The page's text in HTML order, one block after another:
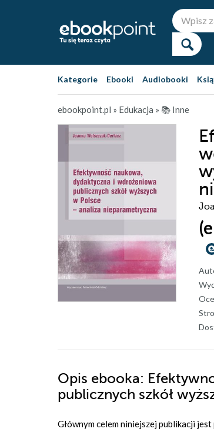
Kategorie Ebooki Audiobooki
ebookpoint.pl » Edukacja » 📚 Inne
Opis ebooka:
publicznych szkół
Głównym celem niniejszej publikacji